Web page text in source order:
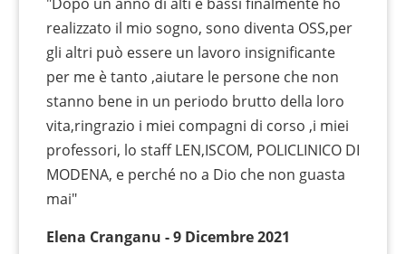
realizzato il mio sogno, sono diventa OSS,per
gli altri può essere un lavoro insignificante
per me è tanto ,aiutare le persone che non
stanno bene in un periodo brutto della loro
vita,ringrazio i miei compagni di corso ,i miei
professori, lo staff LEN,ISCOM, POLICLINICO DI
MODENA, e perché no a Dio che non guasta
mai"
Elena Cranganu - 9 Dicembre 2021